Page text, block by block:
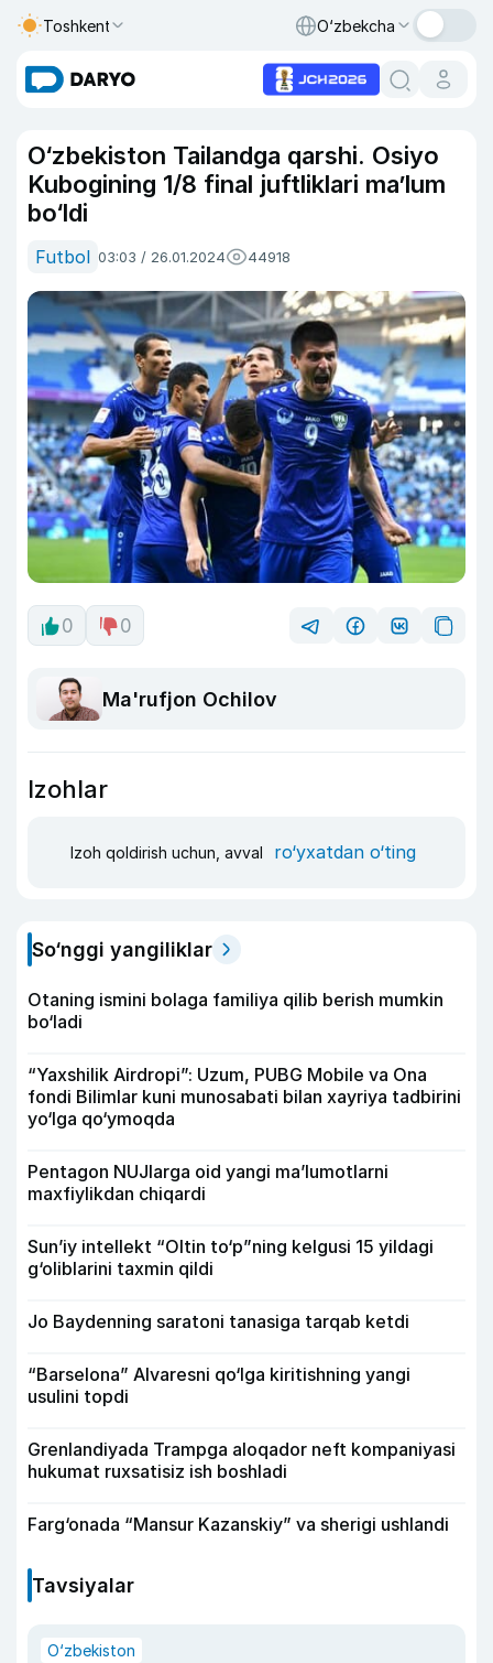
Toshkent O‘zbekcha
O‘zbekiston Tailandga qarshi. Osiyo
Kubogining 1/8 final juftliklari ma’lum
bo‘ldi
Futbol 03:03 / 26.01.2024 44918
0 0
Ma'rufjon Ochilov
Izohlar
Izoh qoldirish uchun, avval ro‘yxatdan o‘ting
So‘nggi yangiliklar
Otaning ismini bolaga familiya qilib berish mumkin
bo‘ladi
“Yaxshilik Airdropi”: Uzum, PUBG Mobile va Ona
fondi Bilimlar kuni munosabati bilan xayriya tadbirini
yo‘lga qo‘ymoqda
Pentagon NUJlarga oid yangi maʼlumotlarni
maxfiylikdan chiqardi
Sun’iy intellekt “Oltin to‘p”ning kelgusi 15 yildagi
g‘oliblarini taxmin qildi
Jo Baydenning saratoni tanasiga tarqab ketdi
“Barselona” Alvaresni qo‘lga kiritishning yangi
usulini topdi
Grenlandiyada Trampga aloqador neft kompaniyasi
hukumat ruxsatisiz ish boshladi
Farg‘onada “Mansur Kazanskiy” va sherigi ushlandi
Tavsiyalar
O‘zbekiston